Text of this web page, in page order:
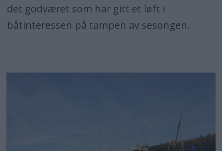
det godværet som har gitt et løft i
båtinteressen på tampen av sesongen.